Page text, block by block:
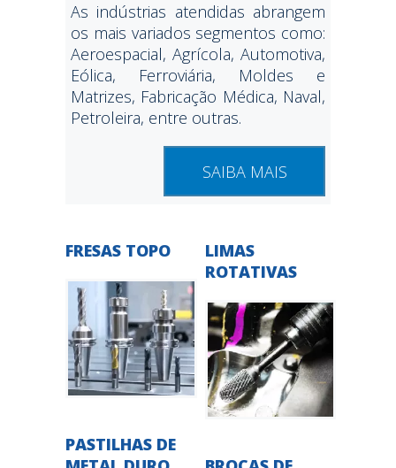
As indústrias atendidas abrangem
os mais variados segmentos como:
Aeroespacial, Agrícola, Automotiva,
Eólica, Ferroviária, Moldes e
Matrizes, Fabricação Médica, Naval,
Petroleira, entre outras.
SAIBA MAIS
FRESAS TOPO
LIMAS
ROTATIVAS
PASTILHAS DE